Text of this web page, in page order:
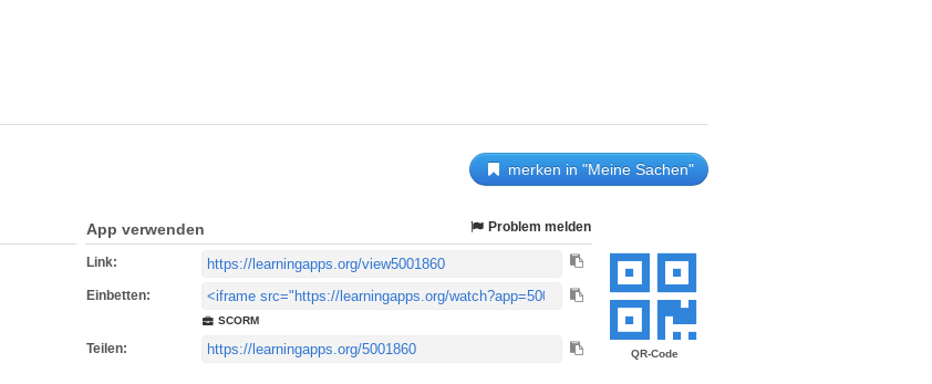
merken in "Meine Sachen"
QR-Code
App verwenden Problem melden
Link:
Einbetten:
SCORM
Teilen: